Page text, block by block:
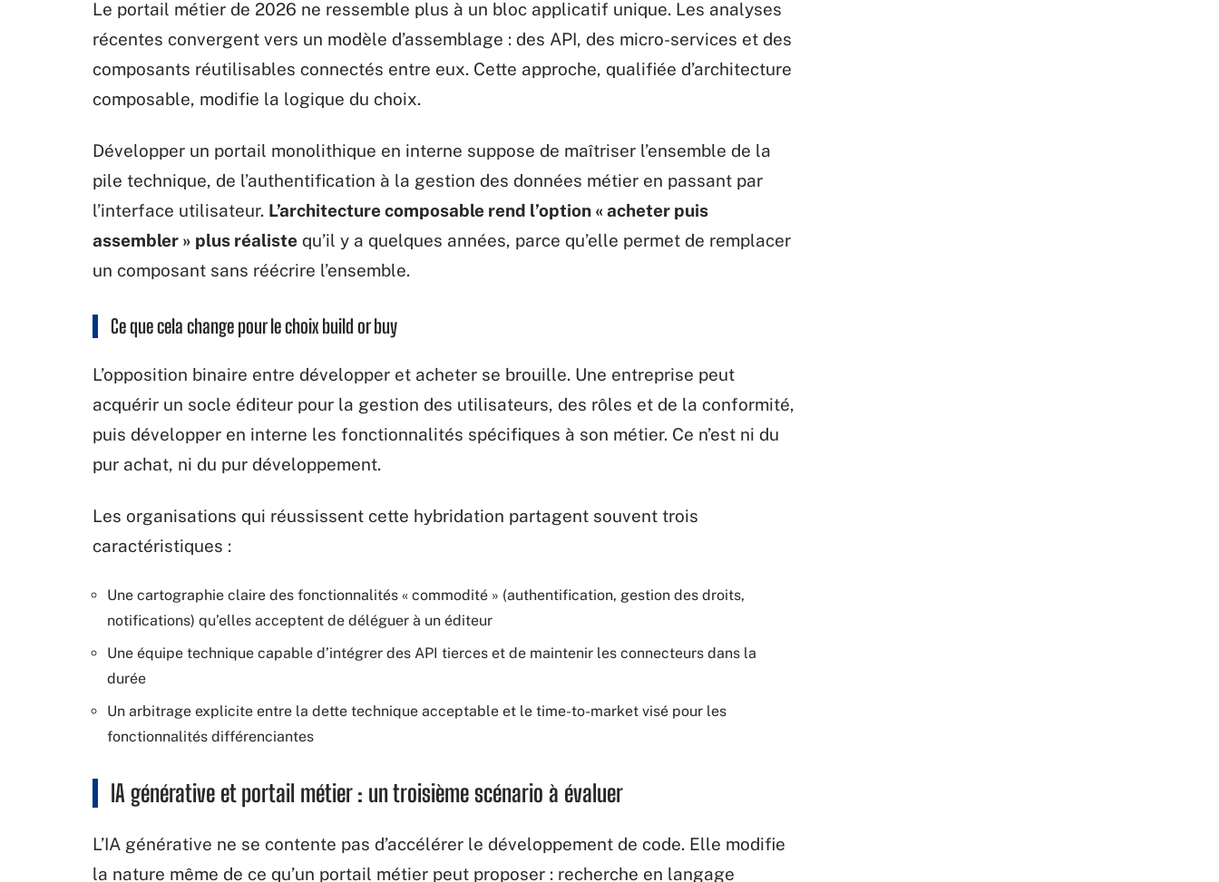
Le portail métier de 2026 ne ressemble plus à un bloc applicatif unique. Les analyses
récentes convergent vers un modèle d’assemblage : des API, des micro-services et des
composants réutilisables connectés entre eux. Cette approche, qualifiée d’architecture
composable, modifie la logique du choix.
Développer un portail monolithique en interne suppose de maîtriser l’ensemble de la
pile technique, de l’authentification à la gestion des données métier en passant par
l’interface utilisateur. L’architecture composable rend l’option « acheter puis
assembler » plus réaliste qu’il y a quelques années, parce qu’elle permet de remplacer
un composant sans réécrire l’ensemble.
Ce que cela change pour le choix build or buy
L’opposition binaire entre développer et acheter se brouille. Une entreprise peut
acquérir un socle éditeur pour la gestion des utilisateurs, des rôles et de la conformité,
puis développer en interne les fonctionnalités spécifiques à son métier. Ce n’est ni du
pur achat, ni du pur développement.
Les organisations qui réussissent cette hybridation partagent souvent trois
caractéristiques :
Une cartographie claire des fonctionnalités « commodité » (authentification, gestion des droits,
notifications) qu’elles acceptent de déléguer à un éditeur
Une équipe technique capable d’intégrer des API tierces et de maintenir les connecteurs dans la
durée
Un arbitrage explicite entre la dette technique acceptable et le time-to-market visé pour les
fonctionnalités différenciantes
IA générative et portail métier : un troisième scénario à évaluer
L’IA générative ne se contente pas d’accélérer le développement de code. Elle modifie
la nature même de ce qu’un portail métier peut proposer : recherche en langage